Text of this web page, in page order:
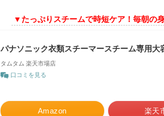
▼たっぷりスチームで時短ケア！毎朝の
パナソニック衣類スチーマースチーム専用
タムタム 楽天市場店
口コミを見る
Amazon 楽天